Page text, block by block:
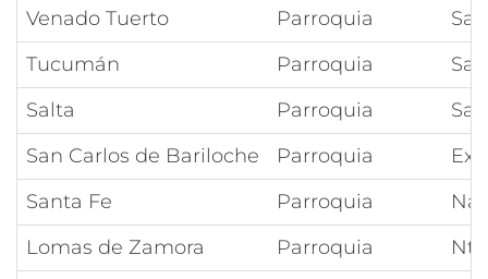
Venado Tuerto Parroquia
Tucumán
Parroquia
Salta
Parroquia
San Carlos de Bariloche
Parroquia
Santa Fe
Parroquia
Lomas de Zamora
Parroquia